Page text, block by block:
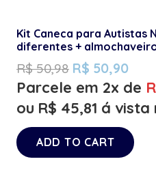
Kit Caneca para Autistas
diferentes +
R$50,98 R$ 50,90
Parcele em 2x de
ou R$ 45,81 á vista
ADD TO CART